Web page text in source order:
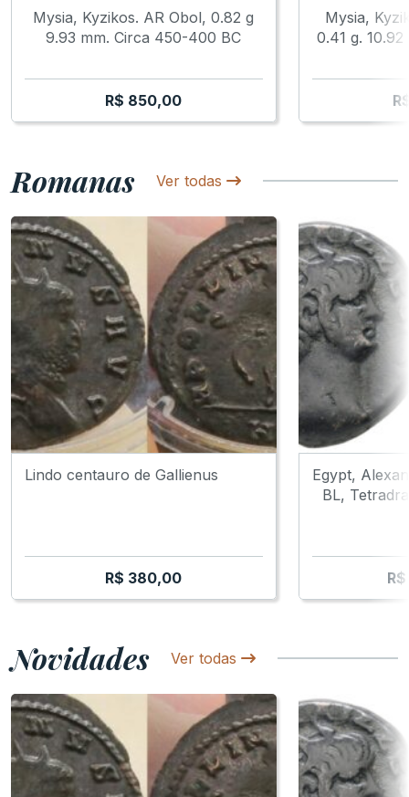
Mysia, Kyzikos. AR Obol, 0.82 g
9.93 mm. Circa 450-400 BC
R$ 850,00
Mysia,
0.41 g.
Romanas Ver todas
Lindo centauro de Gallienus
R$ 380,00
Egypt,
BL,
R$
Novidades Ver todas